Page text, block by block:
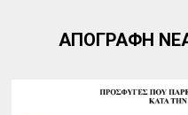
ΑΠΟΓΡΑΦΗ